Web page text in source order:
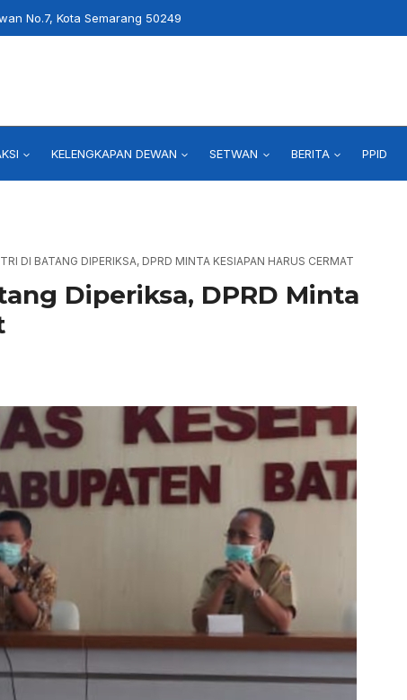
No.7, Kota Semarang 50249
KELENGKAPAN DEWAN SETWAN BERITA PPID
DI BATANG DIPERIKSA, DPRD MINTA KESIAPAN HARUS CERMAT
Diperiksa, DPRD Minta